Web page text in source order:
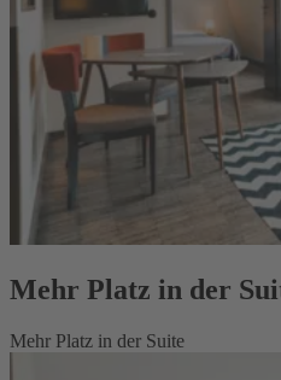
Mehr Platz in der
Mehr Platz in der Suite